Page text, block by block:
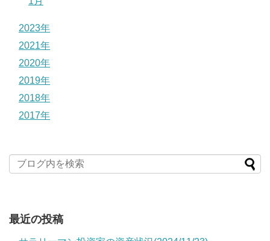
2023年
2021年
2020年
2019年
2018年
2017年
最近の投稿